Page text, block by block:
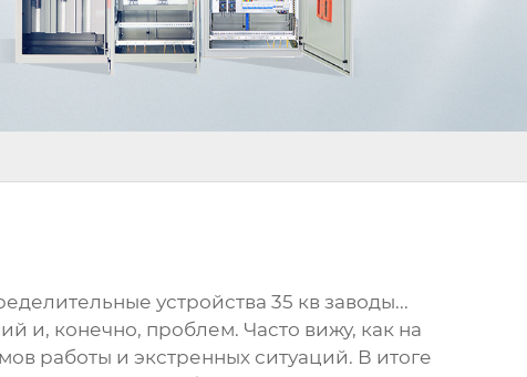
устройства 35 кв заводы...
и, конечно, проблем. Часто вижу, как на
работы и экстренных ситуаций. В итоге